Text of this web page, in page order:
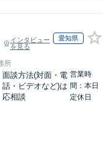
インタビュー
を見る
愛知県
所
面談方法(対面・電
話・ビデオなど)は
応相談
営業時
間：本日
定休日